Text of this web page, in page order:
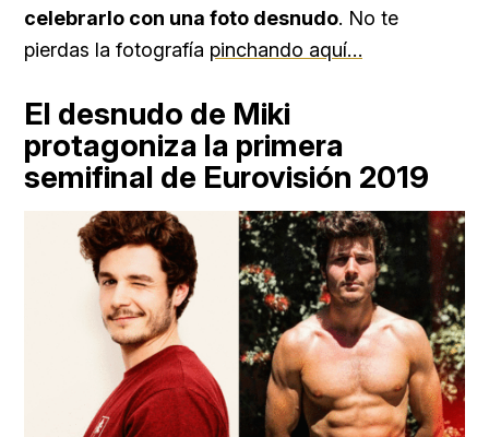
celebrarlo con una foto desnudo. No te
pierdas la fotografía pinchando aquí…
El desnudo de Miki
protagoniza la primera
semifinal de Eurovisión 2019